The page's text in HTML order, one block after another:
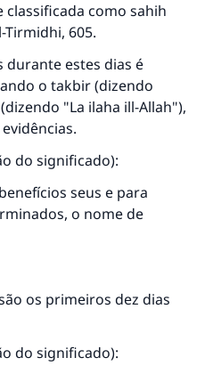
como sahih
Tirmidhi, 605.
durante estes dias é
o takbir (dizendo
"La ilaha ill-Allah"),
do significado):
seus e para
o nome de
os primeiros dez dias
do significado):